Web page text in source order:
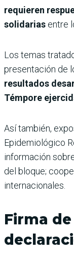
requieren
solidarias entre
Los temas
presentación de
resultados
Témpore
Así también,
Epidemiológico
información
del bloque;
internacionales.
Firma